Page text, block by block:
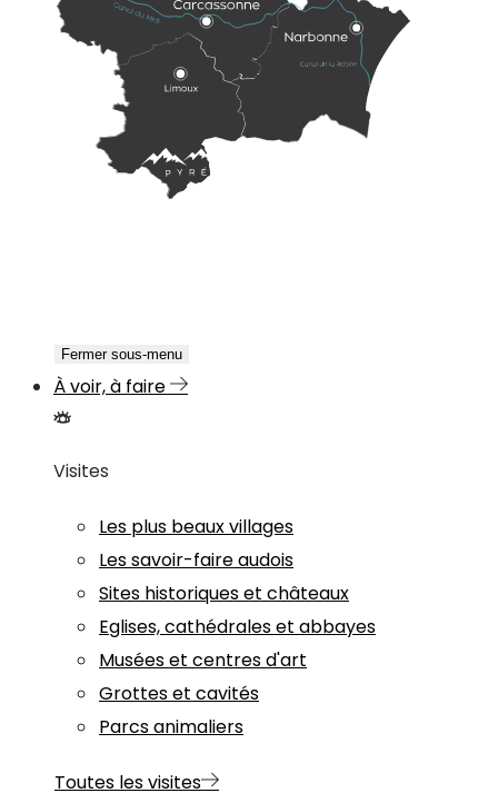
Fermer sous-menu
À voir, à faire
Visites
Les plus beaux villages
Les savoir-faire audois
Sites historiques et châteaux
Eglises, cathédrales et abbayes
Musées et centres d'art
Grottes et cavités
Parcs animaliers
Toutes les visites